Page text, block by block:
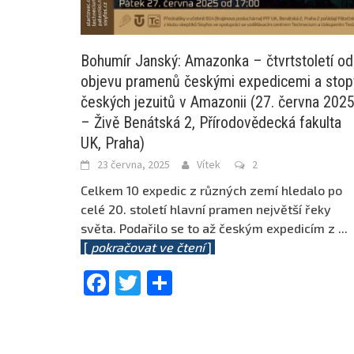
Bohumír Janský: Amazonka – čtvrtstoletí od
objevu pramenů českými expedicemi a
českých jezuitů v Amazonii (27. června 2025
– Živě Benátská 2, Přírodovědecká fakulta
UK, Praha)
23 června, 2025 Vítek 2
Celkem 10 expedic z různých zemí hledalo po
celé 20. století hlavní pramen největší řeky
světa. Podařilo se to až českým expedicím z ...
[ pokračovat ve čtení]
Facebook
Twitter